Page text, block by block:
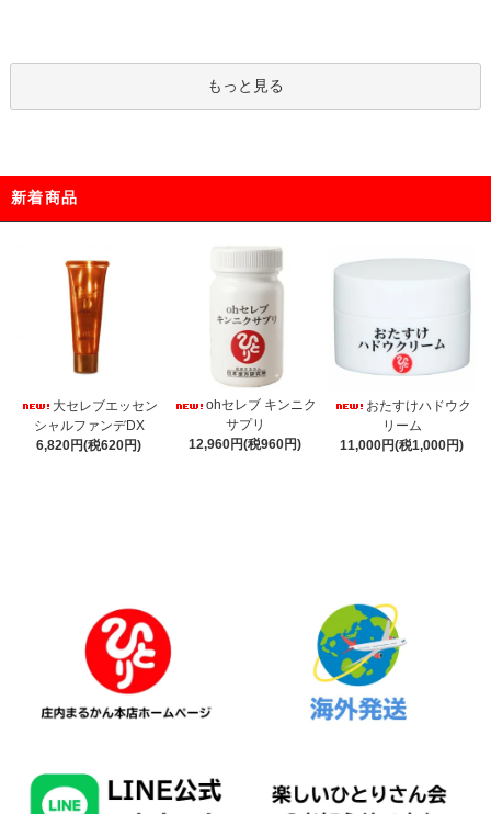
もっと見る
新着商品
大セレブエッセン
シャルファンデDX
6,820円(税620円)
ohセレブ キンニク
サプリ
12,960円(税960円)
おたすけハドウク
リーム
11,000円(税1,000円)